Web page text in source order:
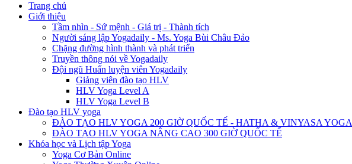
Trang chủ
Giới thiệu
Tầm nhìn - Sứ mệnh - Giá trị - Thành tích
Người sáng lập Yogadaily - Ms. Yoga Bùi Châu Đảo
Chặng đường hình thành và phát triển
Truyền thông nói về Yogadaily
Đội ngũ Huấn luyện viên Yogadaily
Giảng viên đào tạo HLV
HLV Yoga Level A
HLV Yoga Level B
Đào tạo HLV yoga
ĐÀO TẠO HLV YOGA 200 GIỜ QUỐC TẾ - HATHA & VINYASA YOGA
ĐÀO TẠO HLV YOGA NÂNG CAO 300 GIỜ QUỐC TẾ
Khóa học và Lịch tập Yoga
Yoga Cơ Bản Online